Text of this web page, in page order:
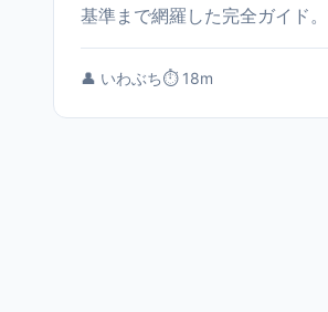
基準まで網羅した完全ガイド。
👤 いわぶち⏱️ 18m